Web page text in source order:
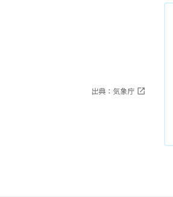
出典：気象庁